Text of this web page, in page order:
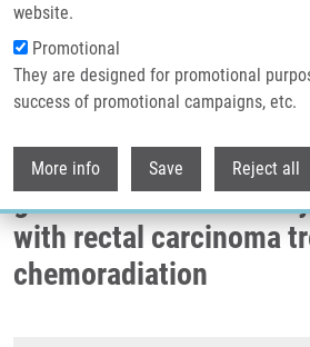
website.
Promotional
They are designed for promotional
success of promotional campaigns, etc.
More info Save Reject all
Drobečková navigace
Domů
Citrulline As a Biomarker Of Gastrointestinal
Rectal Carcinoma Treated With Chemoradiation
Citrulline as a biomarker
gastrointestinal
with rectal carcinoma
chemoradiation